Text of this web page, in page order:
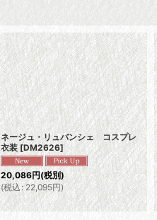
ネージュ・リュバンシェ コスプレ
衣装 [DM2626]
20,086円(税別)
(税込 : 22,095円)